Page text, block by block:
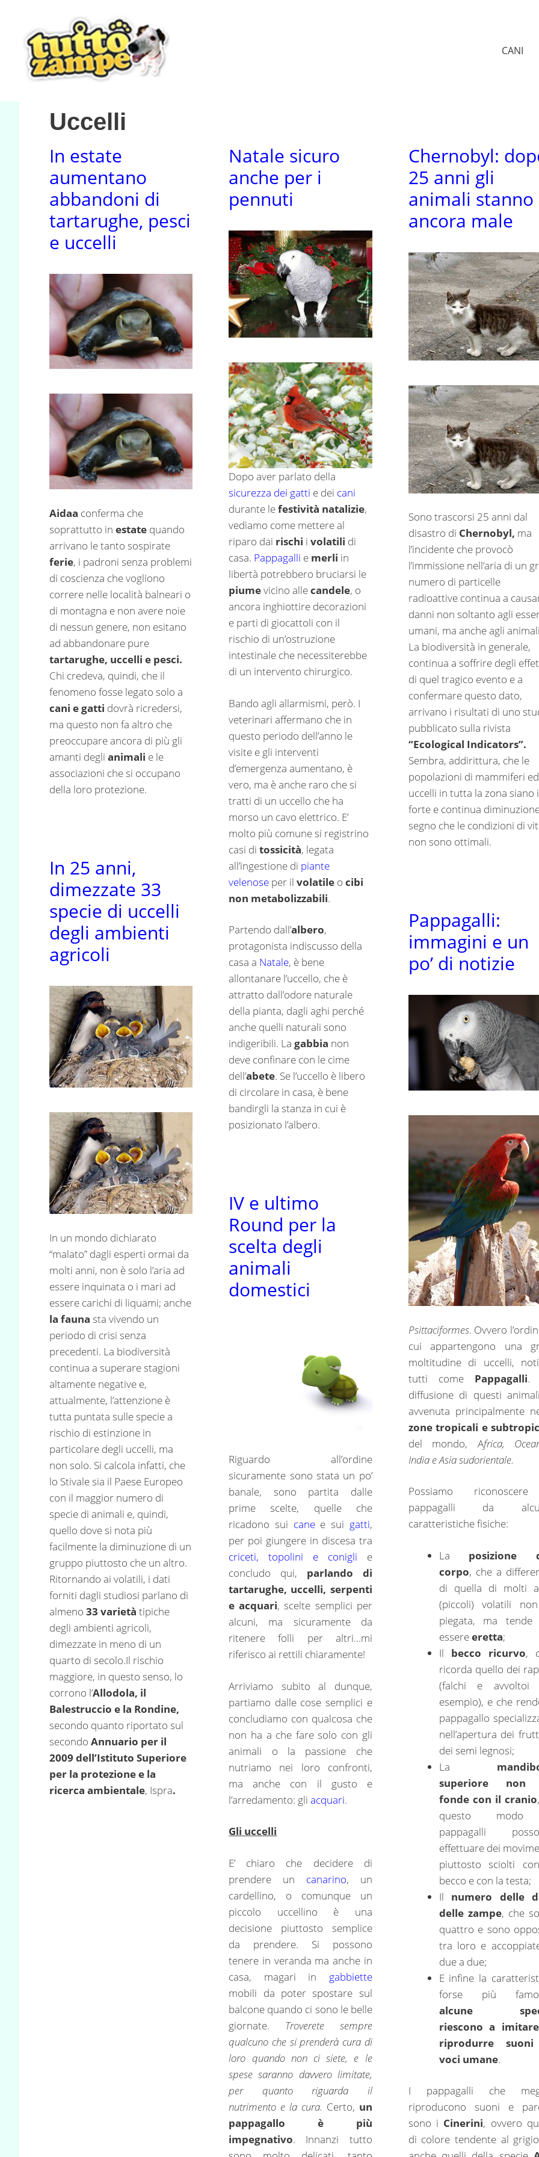
contenuto
CANI
Uccelli
In estate
aumentano
abbandoni di
tartarughe, pesci
e uccelli
Aidaa conferma che
soprattutto in estate quando
arrivano le tanto sospirate
ferie, i padroni senza problemi
di coscienza che vogliono
correre nelle località balneari o
di montagna e non avere noie
di nessun genere, non esitano
ad abbandonare pure
tartarughe, uccelli e pesci.
Chi credeva, quindi, che il
fenomeno fosse legato solo a
cani e gatti dovrà ricredersi,
ma questo non fa altro che
preoccupare ancora di più gli
amanti degli animali e le
associazioni che si occupano
della loro protezione.
Natale sicuro
anche per i
pennuti
Dopo aver parlato della
sicurezza dei gatti e dei cani
durante lefestività natalizie,
vediamo come mettere al
riparo dai rischi ivolatili di
casa. Pappagalli e merli in
libertà potrebbero bruciarsi le
piumevicino allecandele, o
ancora inghiottire decorazioni
e parti di giocattoli con il
rischio di un’ostruzione
intestinale che necessiterebbe
di un intervento chirurgico.
Bando agli allarmismi, però. I
veterinari affermano che in
questo periodo dell’anno le
visite e gli interventi
d’emergenza aumentano, è
vero, ma è anche raro che si
tratti di un uccello che ha
morso un cavo elettrico. E’
molto più comune si registrino
casi ditossicità, legata
all’ingestione di piante
velenose per ilvolatile ocibi
non metabolizzabili.
Partendo dall’albero,
protagonista indiscusso della
casa a Natale, è bene
allontanare l’uccello, che è
attratto dall’odore naturale
della pianta, dagli aghi perché
anche quelli naturali sono
indigeribili. Lagabbia non
deve confinare con le cime
dell’abete. Se l’uccello è libero
di circolare in casa, è bene
bandirgli la stanza in cui è
posizionato l’albero.
Chernobyl:
25 anni gli
animali stanno
ancora male
Sono trascorsi 25 anni dal
disastro di Chernobyl, ma
l’incidente che provocò
l’immissione nell’aria di un
numero di particelle
radioattive continua a
danni non soltanto agli
umani, ma anche agli
La biodiversità in generale,
continua a soffrire degli
di quel tragico evento e a
confermare questo dato,
arrivano i risultati di uno
pubblicato sulla rivista
“Ecological Indicators”.
Sembra, addirittura, che le
popolazioni di mammiferi ed
uccelli in tutta la zona siano
forte e continua
segno che le condizioni di
non sono ottimali.
In 25 anni,
dimezzate 33
specie di uccelli
degli ambienti
agricoli
In un mondo dichiarato
“malato” dagli esperti ormai da
molti anni, non è solo l’aria ad
essere inquinata o i mari ad
essere carichi di liquami; anche
la fauna sta vivendo un
periodo di crisi senza
precedenti. La biodiversità
continua a superare stagioni
altamente negative e,
attualmente, l’attenzione è
tutta puntata sulle specie a
rischio di estinzione in
particolare degli uccelli, ma
non solo. Si calcola infatti, che
lo Stivale sia il Paese Europeo
con il maggior numero di
specie di animali e, quindi,
quello dove si nota più
facilmente la diminuzione di un
gruppo piuttosto che un altro.
Ritornando ai volatili, i dati
forniti dagli studiosi parlano di
almeno 33 varietà tipiche
degli ambienti agricoli,
dimezzate in meno di un
quarto di secolo.Il rischio
maggiore, in questo senso, lo
corrono l’Allodola, il
Balestruccio e la Rondine,
secondo quanto riportato sul
secondo Annuario per il
2009 dell’Istituto Superiore
per la protezione e la
ricerca ambientale, Ispra.
Pappagalli:
immagini e un
po’ di notizie
Psittaciformes. Ovvero
cui appartengono una
moltitudine di uccelli,
tutti come Pappagalli.
diffusione di questi
avvenuta principalmente
zone tropicali e
del mondo, Africa,
India e Asia sudorientale.
Possiamo
pappagalli da
caratteristiche fisiche:
La posizione
corpo, che a
di quella di molti
(piccoli) volatili
piegata, ma tende
essereeretta;
Il becco ricurvo,
ricorda quello dei
(falchi e avvoltoi
esempio), e che
pappagallo
nell’apertura dei
dei semi legnosi;
La
superiore non
fonde con il cranio
questo
pappagalli
effettuare dei
piuttosto sciolti
becco e con la testa;
Il numero delle
delle zampe, che
quattro e sono
tra loro e
due a due;
E infine la
forse più
alcune
riescono a
riprodurre
voci umane.
I pappagalli che
riproducono suoni e
sono i Cinerini, ovvero
di colore tendente al
IV e ultimo
Round per la
scelta degli
animali
domestici
Riguardo all’ordine
sicuramente sono stata un po’
banale, sono partita dalle
prime scelte, quelle che
ricadono sui canee sui gatti,
per poi giungere in discesa tra
criceti, topolini e conigli e
concludo qui, parlando di
tartarughe, uccelli, serpenti
e acquari, scelte semplici per
alcuni, ma sicuramente da
ritenere folli per altri…mi
riferisco ai rettili chiaramente!
Arriviamo subito al dunque,
partiamo dalle cose semplici e
concludiamo con qualcosa che
non ha a che fare solo con gli
animali o la passione che
nutriamo nei loro confronti,
ma anche con il gusto e
l’arredamento: gliacquari.
Gli uccelli
E’ chiaro che decidere di
prendere un canarino, un
cardellino, o comunque un
piccolo uccellino è una
decisione piuttosto semplice
da prendere. Si possono
tenere in veranda ma anche in
casa, magari in gabbiette
mobili da poter spostare sul
balcone quando ci sono le belle
giornate. Troverete sempre
qualcuno che si prenderà cura di
loro quando non ci siete, e le
spese saranno davvero limitate,
per quanto riguarda il
nutrimento e la cura. Certo, un
pappagallo è più
impegnativo. Innanzi tutto